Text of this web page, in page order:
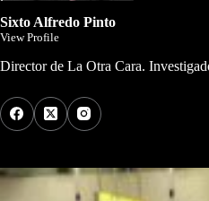
Sixto Alfredo Pinto
View Profile
Director de La Otra Cara.